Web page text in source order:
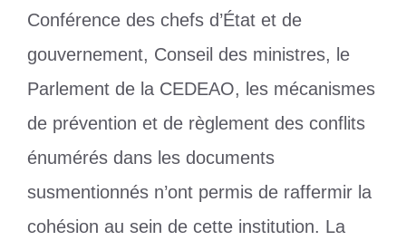
Conférence des chefs d’État et de
gouvernement, Conseil des ministres, le
Parlement de la CEDEAO, les mécanismes
de prévention et de règlement des conflits
énumérés dans les documents
susmentionnés n’ont permis de raffermir la
cohésion au sein de cette institution. La